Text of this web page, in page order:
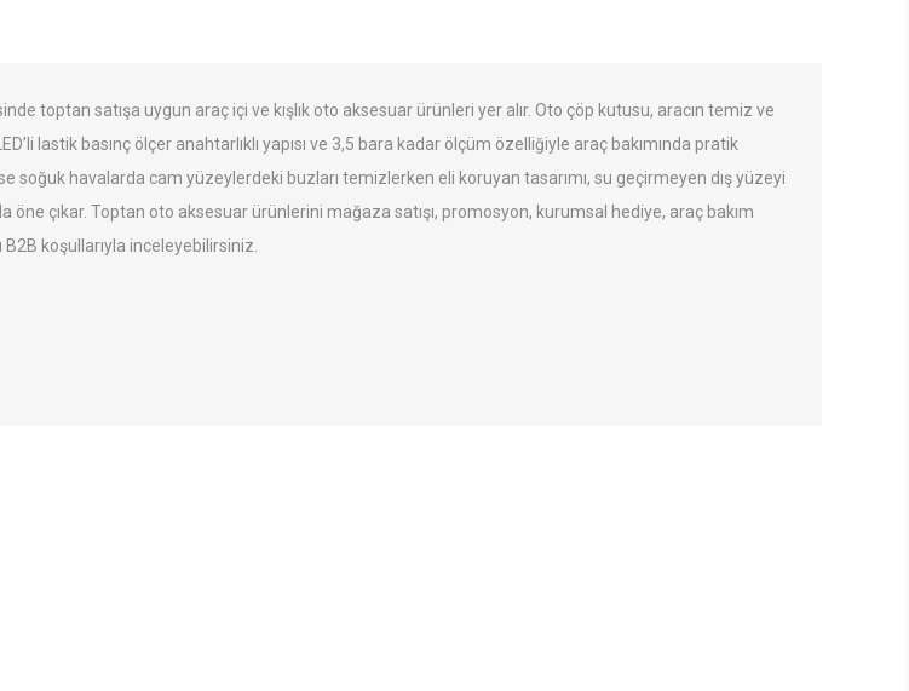
toptan satışa uygun araç içi ve kışlık oto aksesuar ürünleri yer alır. Oto çöp kutusu, aracın temiz ve
lastik basınç ölçer anahtarlıklı yapısı ve 3,5 bara kadar ölçüm özelliğiyle araç bakımında pratik
ise soğuk havalarda cam yüzeylerdeki buzları temizlerken eli koruyan tasarımı, su geçirmeyen dış yüzeyi
öne çıkar. Toptan oto aksesuar ürünlerini mağaza satışı, promosyon, kurumsal hediye, araç bakım
koşullarıyla inceleyebilirsiniz.